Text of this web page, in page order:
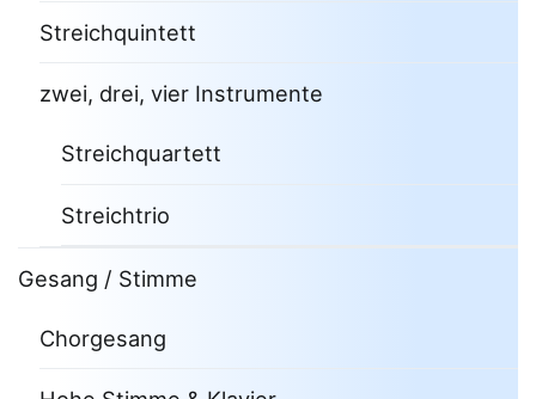
Streichquintett
zwei, drei, vier Instrumente
Streichquartett
Streichtrio
Gesang / Stimme
Chorgesang